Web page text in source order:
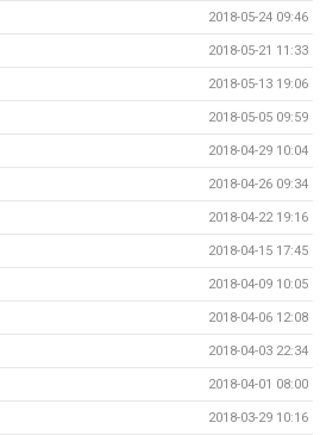
2018-05-24 09:46
2018-05-21 11:33
2018-05-13 19:06
2018-05-05 09:59
2018-04-29 10:04
2018-04-26 09:34
2018-04-22 19:16
2018-04-15 17:45
2018-04-09 10:05
2018-04-06 12:08
2018-04-03 22:34
2018-04-01 08:00
2018-03-29 10:16